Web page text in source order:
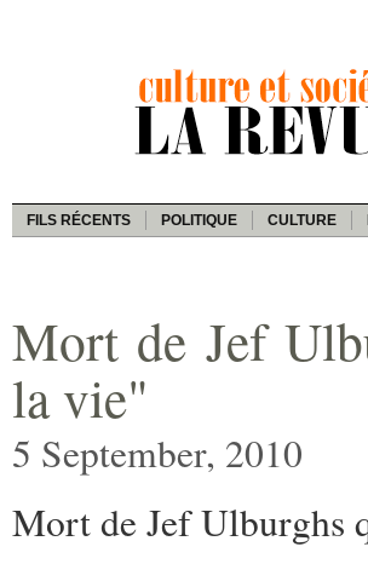
FILS RÉCENTS POLITIQUE CULTURE
Mort de Jef
la vie"
5 September, 2010
Mort de Jef Ulburghs